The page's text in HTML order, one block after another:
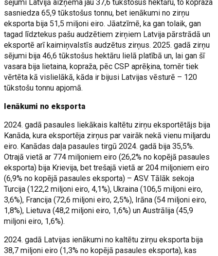
sējumi Latvijā aizņēma jau 37,6 tūkstošus hektāru, to kopraža
sasniedza 65,9 tūkstošus tonnu, bet ienākumi no zirņu
eksporta bija 51,5 miljoni eiro. Jāatzīmē, ka gan tolaik, gan
tagad līdztekus pašu audzētiem zirņiem Latvija pārstrādā un
eksportē arī kaimiņvalstīs audzētus zirņus. 2025. gadā zirņu
sējumi bija 46,6 tūkstošus hektāru lielā platībā un, lai gan šī
vasara bija lietaina, kopraža, pēc CSP aprēķina, tomēr tiek
vērtēta kā vislielākā, kāda ir bijusi Latvijas vēsturē – 120
tūkstošu tonnu apjomā.
Ienākumi no eksporta
2024. gadā pasaules liekākais kaltētu zirņu eksportētājs bija
Kanāda, kura eksportēja zirņus par vairāk nekā vienu miljardu
eiro. Kanādas daļa pasaules tirgū 2024. gadā bija 35,5%.
Otrajā vietā ar 774 miljoniem eiro (26,2% no kopējā pasaules
eksporta) bija Krievija, bet trešajā vietā ar 204 miljoniem eiro
(6,9% no kopējā pasaules eksporta) – ASV. Tālāk sekoja
Turcija (122,2 miljoni eiro, 4,1%), Ukraina (106,5 miljoni eiro,
3,6%), Francija (72,6 miljoni eiro, 2,5%), Irāna (54 miljoni eiro,
1,8%), Lietuva (48,2 miljoni eiro, 1,6%) un Austrālija (45,9
miljoni eiro, 1,6%).
2024. gadā Latvijas ienākumi no kaltētu zirņu eksporta bija
38,7 miljoni eiro (1,3% no kopējā pasaules eksporta), kas